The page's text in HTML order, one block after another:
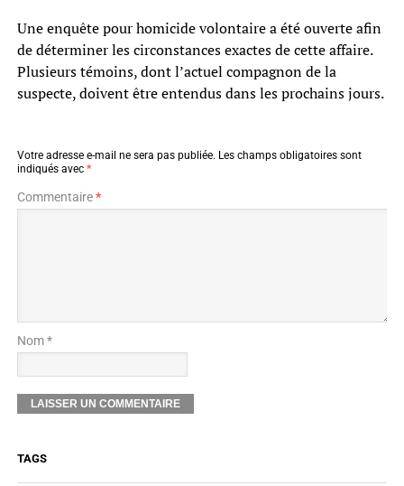
Une enquête pour homicide volontaire a été ouverte afin
de déterminer les circonstances exactes de cette affaire.
Plusieurs témoins, dont l’actuel compagnon de la
suspecte, doivent être entendus dans les prochains jours.
Votre adresse e-mail ne sera pas publiée. Les champs obligatoires sont
indiqués avec *
Commentaire*
Nom *
TAGS